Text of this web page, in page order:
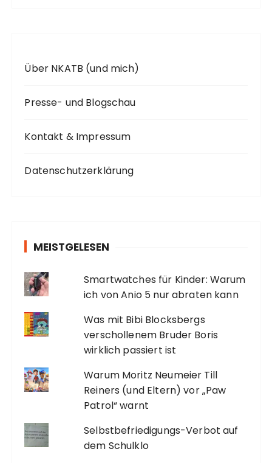
Über NKATB (und mich)
Presse- und Blogschau
Kontakt & Impressum
Datenschutzerklärung
MEISTGELESEN
Smartwatches für Kinder: Warum
ich von Anio 5 nur abraten kann
Was mit Bibi Blocksbergs
verschollenem Bruder Boris
wirklich passiert ist
Warum Moritz Neumeier Till
Reiners (und Eltern) vor „Paw
Patrol“ warnt
Selbstbefriedigungs-Verbot auf
dem Schulklo